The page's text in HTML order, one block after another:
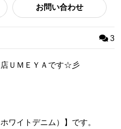
お問い合わせ
3
ＵＭＥＹＡです☆彡
ワイトデニム）】です。